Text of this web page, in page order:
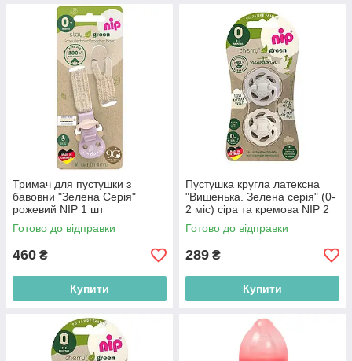
Тримач для пустушки з
бавовни "Зелена Серія"
рожевий NIP 1 шт
(4000821370050)
Готово до відправки
460 ₴
Купити
Пустушка кругла латексна
"Вишенька. Зелена серія" (0-
2 міс) сіра та кремова NIP 2
шт (4000821910287)
Готово до відправки
289 ₴
Купити